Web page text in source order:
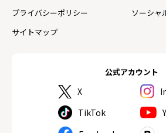
公式アカウント
X
TikTok
プライバシーポリシー
ソーシャ
サイトマップ